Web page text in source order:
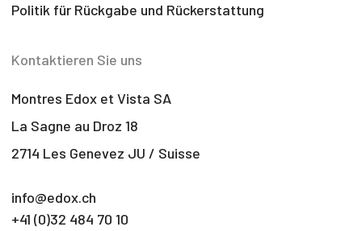
Politik für Rückgabe und Rückerstattung
Kontaktieren Sie uns
Montres Edox et Vista SA
La Sagne au Droz 18
2714 Les Genevez JU / Suisse
info@edox.ch
+41 (0)32 484 70 10